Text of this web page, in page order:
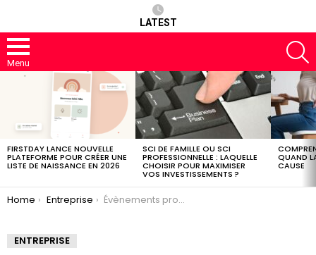
LATEST
Menu
FIRSTDAY LANCE NOUVELLE
PLATEFORME POUR CRÉER UNE
LISTE DE NAISSANCE EN 2026
SCI DE FAMILLE OU SCI
PROFESSIONNELLE : LAQUELLE
CHOISIR POUR MAXIMISER
VOS INVESTISSEMENTS ?
QUAND
CAUSE
You are here:
Home Entreprise Évènements professionnels : les atouts commerciaux du photocall
ENTREPRISE